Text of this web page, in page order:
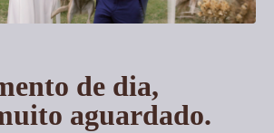
de dia,
aguardado.